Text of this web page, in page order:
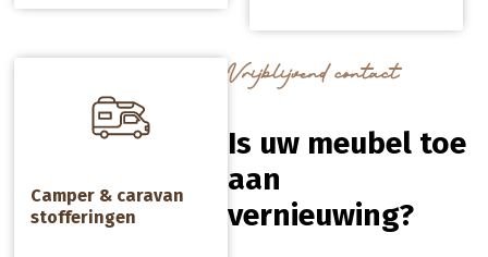
Camper & caravan
stofferingen
Vrijblijvend contact
Is uw meubel toe
aan
vernieuwing?